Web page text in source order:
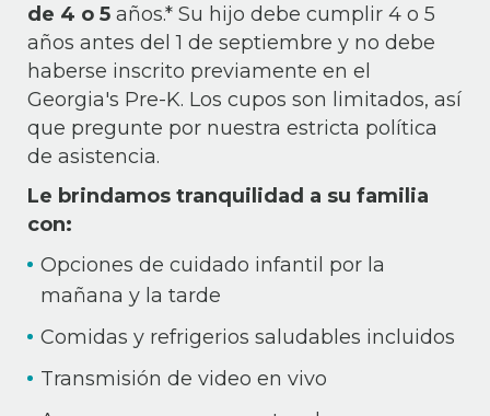
de 4 o 5 años.* Su hijo debe cumplir 4 o 5
años antes del 1 de septiembre y no debe
haberse inscrito previamente en el
Georgia's Pre-K. Los cupos son limitados, así
que pregunte por nuestra estricta política
de asistencia.
Le brindamos tranquilidad a su familia
con:
Opciones de cuidado infantil por la
mañana y la tarde
Comidas y refrigerios saludables incluidos
Transmisión de video en vivo